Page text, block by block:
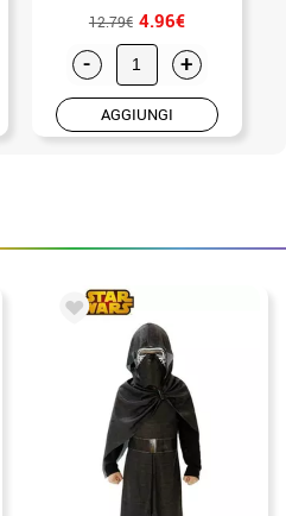
12.79€ 4.96€
- +
AGGIUNGI